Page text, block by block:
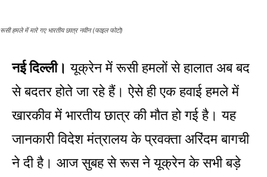
रूसी हमले में मारे गए भारतीय छात्र नवीन (फाइल फोटो)
नई दिल्ली। यूक्रेन में रूसी हमलों से हालात अब बद
से बदतर होते जा रहे हैं। ऐसे ही एक हवाई हमले में
खारकीव में भारतीय छात्र की मौत हो गई है। यह
जानकारी विदेश मंत्रालय के प्रवक्ता अरिंदम बागची
ने दी है। आज सुबह से रूस ने यूक्रेन के सभी बड़े